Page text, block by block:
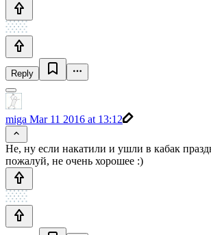
Reply
miga Mar 11 2016 at 13:12
Не, ну если накатили и ушли в кабак
пожалуй, не очень хорошее :)